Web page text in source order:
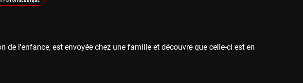
de l'enfance, est envoyée chez une famille et découvre que celle-ci est en